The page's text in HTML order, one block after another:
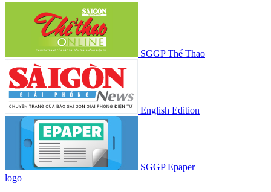
SGGP Thể Thao
English Edition
SGGP Epaper
logo